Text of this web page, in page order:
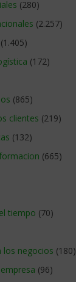
(280)
(2.257)
(1.405)
(172)
(865)
clientes (219)
(132)
(665)
tiempo (70)
los negocios (180)
(96)